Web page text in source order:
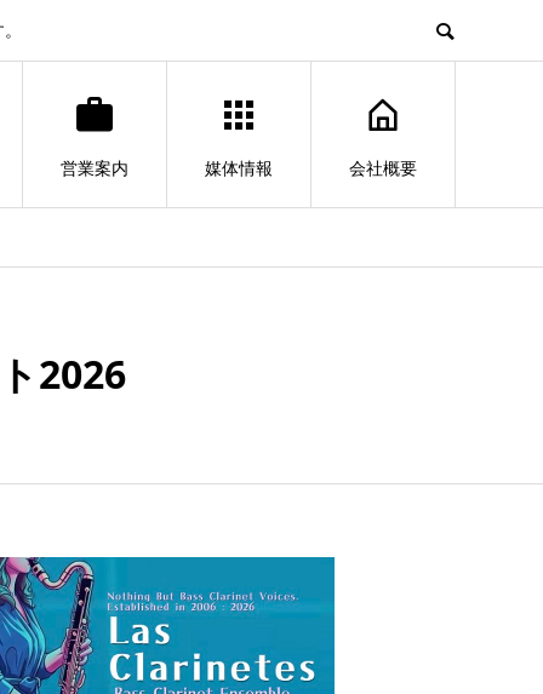
営業案内 媒体情報 会社概要
2026